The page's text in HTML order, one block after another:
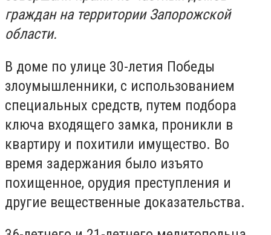
граждан на территории Запорожской
области.
В доме по улице 30-летия Победы
злоумышленники, с использованием
специальных средств, путем подбора
ключа входящего замка, проникли в
квартиру и похитили имущество. Во
время задержания было изъято
похищенное, орудия преступления и
другие вещественные доказательства.